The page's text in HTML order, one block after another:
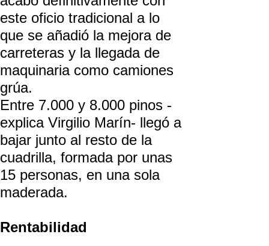
este oficio tradicional a lo
que se añadió la mejora de
carreteras y la llegada de
maquinaria como camiones
grúa.
Entre 7.000 y 8.000 pinos -
explica Virgilio Marín- llegó a
bajar junto al resto de la
cuadrilla, formada por unas
15 personas, en una sola
maderada.
Rentabilidad